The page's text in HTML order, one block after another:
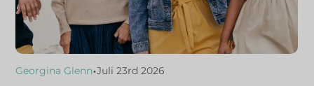
Georgina Glenn•Juli 23rd 2026